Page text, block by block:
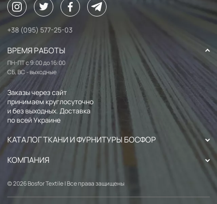
+38 (095) 577-25-03
ВРЕМЯ РАБОТЫ
ПН-ПТ с 9:00 до 16:00
СБ, ВС - выходные
Заказы через сайт
принимаем круглосуточно
и без выходных. Доставка
по всей Украине
КАТАЛОГ ТКАНИ И ФУРНИТУРЫ БОСФОР
КОМПАНИЯ
© 2026 Bosfor Textile | Все права защищены